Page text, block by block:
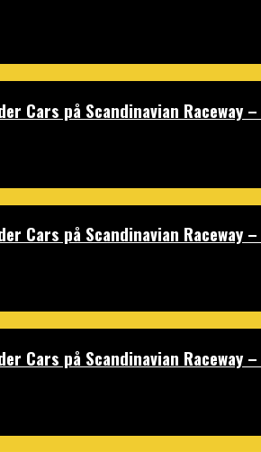
Cars på Scandinavian Raceway
Cars på Scandinavian Raceway
Cars på Scandinavian Raceway